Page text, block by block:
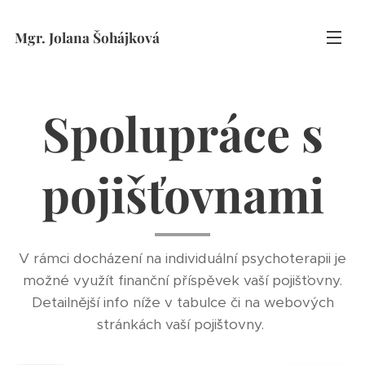
Mgr. Jolana Šohájková
Spolupráce s
pojišťovnami
V rámci docházení na individuální psychoterapii je
možné využít finanční příspěvek vaší pojišťovny.
Detailnější info níže v tabulce či na webových
stránkách vaší pojiˇštovny.